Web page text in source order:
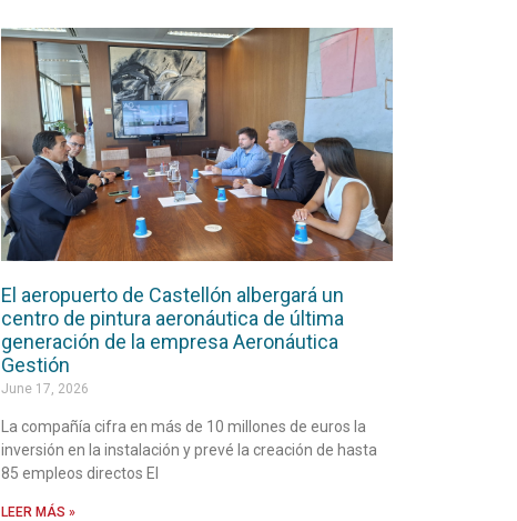
El aeropuerto de Castellón albergará un
centro de pintura aeronáutica de última
generación de la empresa Aeronáutica
Gestión
June 17, 2026
La compañía cifra en más de 10 millones de euros la
inversión en la instalación y prevé la creación de hasta
85 empleos directos El
LEER MÁS »